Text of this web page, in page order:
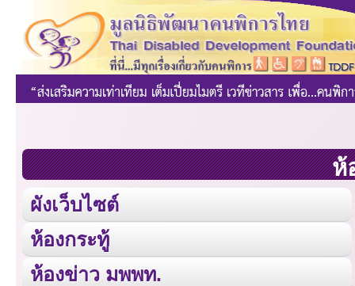
ห้
ผังเว็บไซต์
ห้องกระทู้
ห้องข่าว มพพท.